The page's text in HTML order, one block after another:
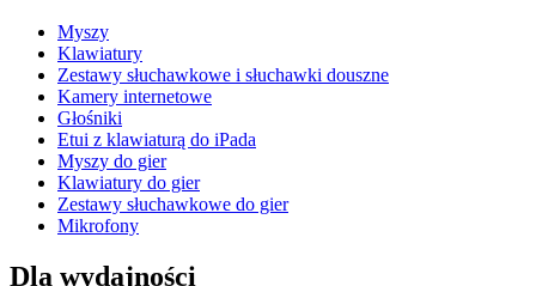
Myszy
Klawiatury
Zestawy słuchawkowe i słuchawki douszne
Kamery internetowe
Głośniki
Etui z klawiaturą do iPada
Myszy do gier
Klawiatury do gier
Zestawy słuchawkowe do gier
Mikrofony
Dla wydajności